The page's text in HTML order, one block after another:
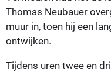
Thomas Neubauer
muur in, toen hij een
ontwijken.
Tijdens uren twee en